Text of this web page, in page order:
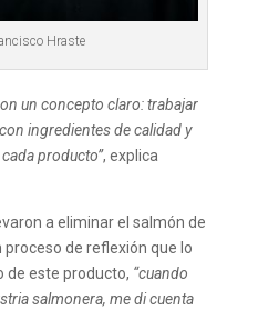
Hraste
un concepto claro: trabajar
ingredientes de calidad y
producto”, explica
a eliminar el salmón de
de reflexión que lo
de este producto, “cuando
salmonera, me di cuenta